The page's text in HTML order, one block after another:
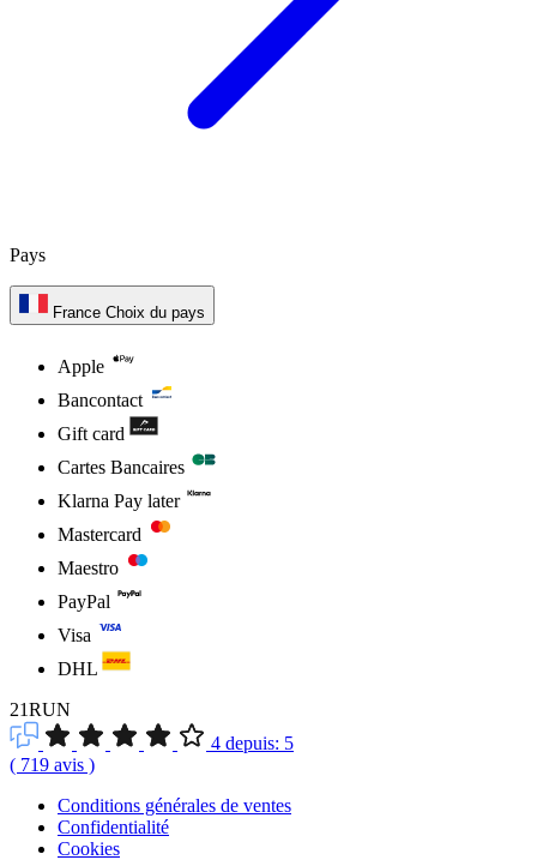
Pays
France Choix du pays
Apple
Bancontact
Gift card
Cartes Bancaires
Klarna Pay later
Mastercard
Maestro
PayPal
Visa
DHL
21RUN
4 depuis: 5
( 719 avis )
Conditions générales de ventes
Confidentialité
Cookies